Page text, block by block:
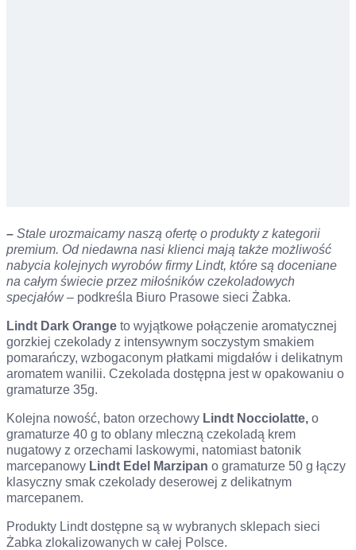
– Stale urozmaicamy naszą ofertę o produkty z kategorii
premium. Od niedawna nasi klienci mają także możliwość
nabycia kolejnych wyrobów firmy Lindt, które są doceniane
na całym świecie przez miłośników czekoladowych
specjałów– podkreśla Biuro Prasowe sieci Żabka.
Lindt Dark Orange to wyjątkowe połączenie aromatycznej
gorzkiej czekolady z intensywnym soczystym smakiem
pomarańczy, wzbogaconym płatkami migdałów i delikatnym
aromatem wanilii. Czekolada dostępna jest w opakowaniu o
gramaturze 35g.
Kolejna nowość, baton orzechowy Lindt Nocciolatte, o
gramaturze 40 g to oblany mleczną czekoladą krem
nugatowy z orzechami laskowymi, natomiast batonik
marcepanowy Lindt Edel Marzipan o gramaturze 50 g łączy
klasyczny smak czekolady deserowej z delikatnym
marcepanem.
Produkty Lindt dostępne są w wybranych sklepach sieci
Żabka zlokalizowanych w całej Polsce.